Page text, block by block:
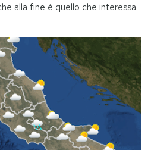
alla fine è quello che interessa